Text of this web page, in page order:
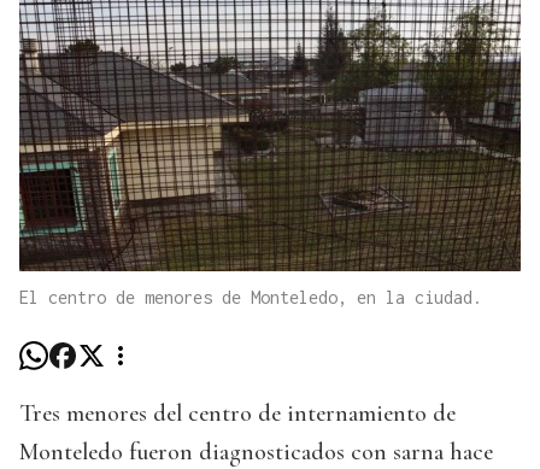
El centro de menores de Monteledo, en la ciudad.
Tres menores del centro de internamiento de
Monteledo fueron diagnosticados con sarna hace